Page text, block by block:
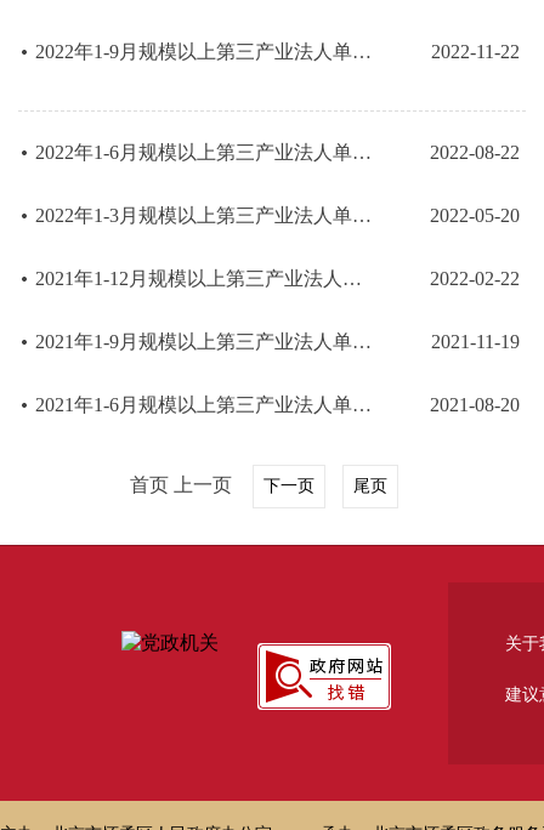
2022年1-9月规模以上第三产业法人单位主要经济指标 2022-11-22
2022年1-6月规模以上第三产业法人单位主要经济指标 2022-08-22
2022年1-3月规模以上第三产业法人单位主要经济指标 2022-05-20
2021年1-12月规模以上第三产业法人单位主要经济指标 2022-02-22
2021年1-9月规模以上第三产业法人单位主要经济指标 2021-11-19
2021年1-6月规模以上第三产业法人单位主要经济指标 2021-08-20
首页 上一页 下一页 尾页
关于
建议